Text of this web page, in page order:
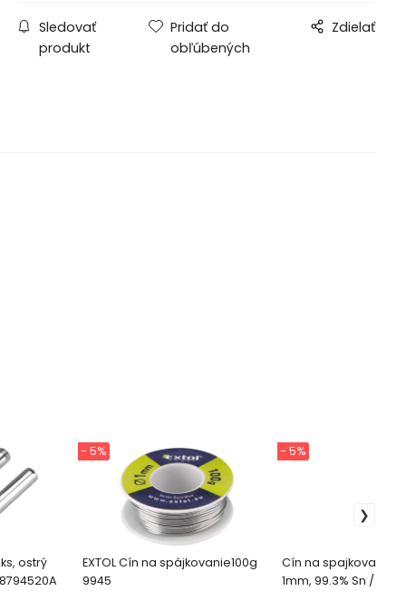
Sledovať
produkt
Pridať do
obľúbených
Zdielať
ostrý
EXTOL Cín na spájkovanie100g
9945
- 5%
Cín na spajkovanie,
1mm, 99.3% Sn /
- 5%